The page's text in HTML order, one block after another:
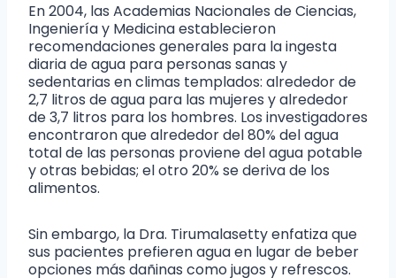
En 2004, las Academias Nacionales de Ciencias,
Ingeniería y Medicina establecieron
recomendaciones generales para la ingesta
diaria de agua para personas sanas y
sedentarias en climas templados: alrededor de
2,7 litros de agua para las mujeres y alrededor
de 3,7 litros para los hombres. Los investigadores
encontraron que alrededor del 80% del agua
total de las personas proviene del agua potable
y otras bebidas; el otro 20% se deriva de los
alimentos.
Sin embargo, la Dra. Tirumalasetty enfatiza que
sus pacientes prefieren agua en lugar de beber
opciones más dañinas como jugos y refrescos.